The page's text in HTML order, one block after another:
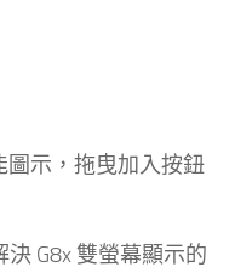
圖示，拖曳加入按鈕
G8x 雙螢幕顯示的